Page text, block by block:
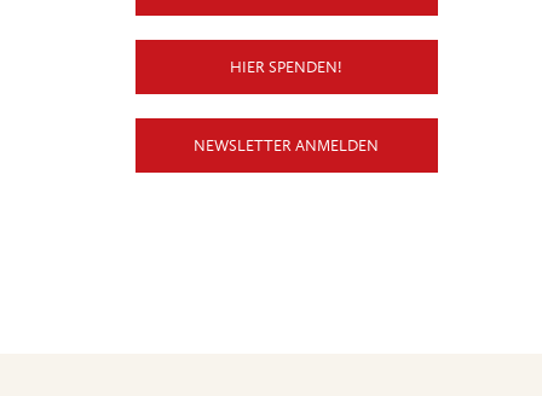
HIER SPENDEN!
NEWSLETTER ANMELDEN